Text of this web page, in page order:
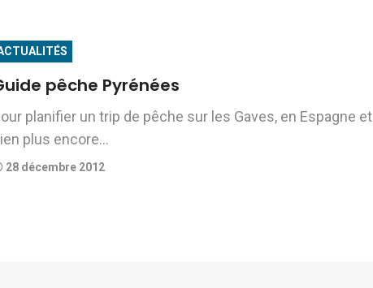
pêche Pyrénées
planifier un trip de pêche sur les Gaves, en Espagne et
plus encore…
28 décembre 2012